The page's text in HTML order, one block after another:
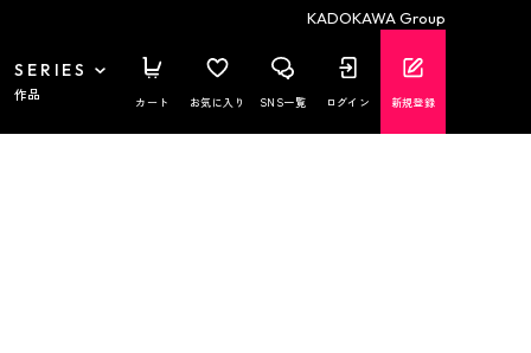
KADOKAWA Group
SERIES
作品 カート お気に入り SNS一覧 ログイン 新規登録